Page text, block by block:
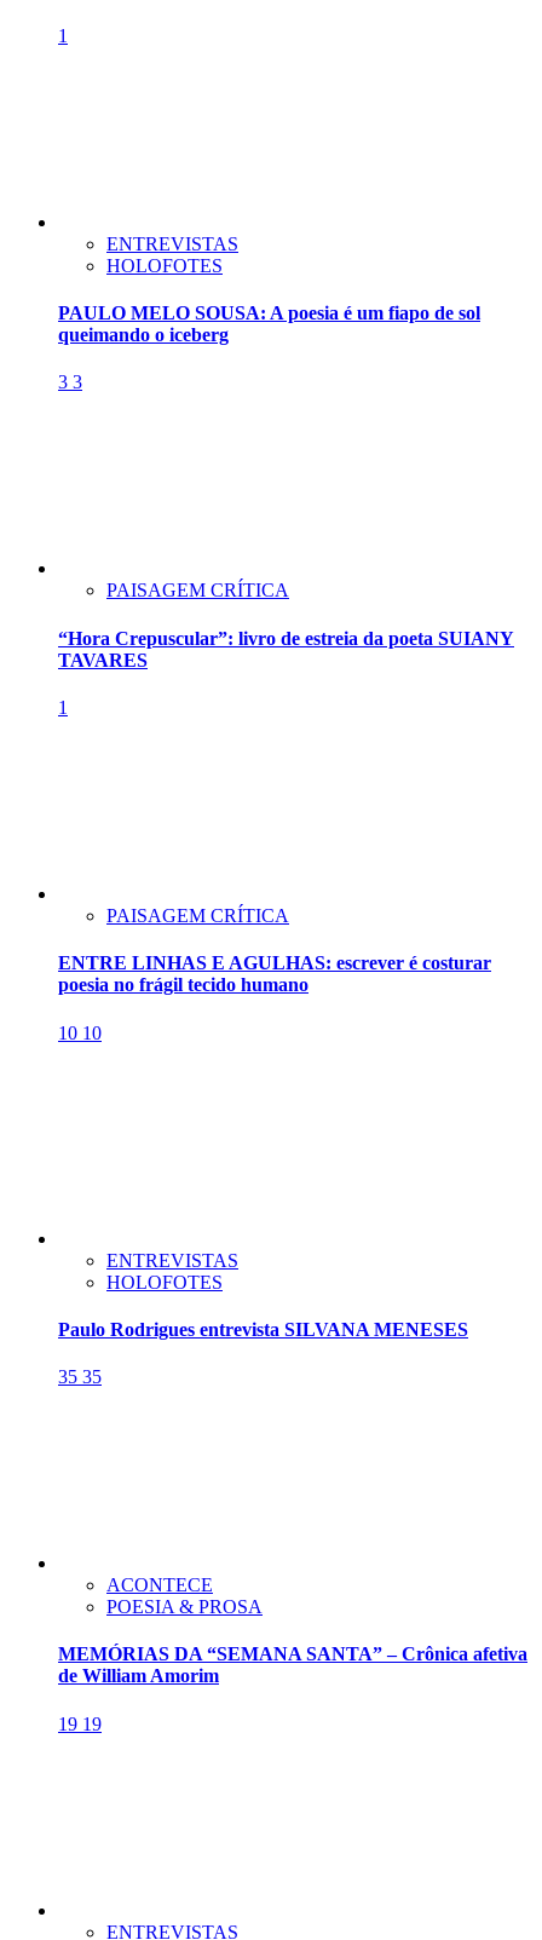
1
ENTREVISTAS
HOLOFOTES
PAULO MELO SOUSA: A poesia é um fiapo de sol
queimando o iceberg
3 3
PAISAGEM CRÍTICA
“Hora Crepuscular”: livro de estreia da poeta SUIANY
TAVARES
1
PAISAGEM CRÍTICA
ENTRE LINHAS E AGULHAS: escrever é costurar
poesia no frágil tecido humano
10 10
ENTREVISTAS
HOLOFOTES
Paulo Rodrigues entrevista SILVANA MENESES
35 35
ACONTECE
POESIA & PROSA
MEMÓRIAS DA “SEMANA SANTA” – Crônica afetiva
de William Amorim
19 19
ENTREVISTAS